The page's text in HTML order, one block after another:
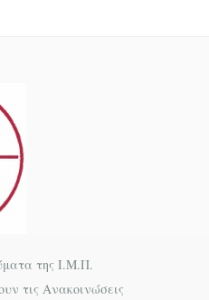
της Ι.Μ.Π.
τις Ανακοινώσεις